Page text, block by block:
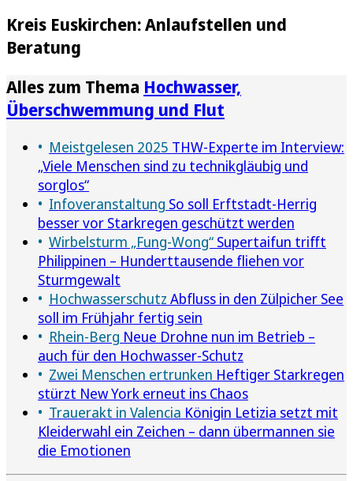
Kreis Euskirchen: Anlaufstellen und
Beratung
Alles zum Thema Hochwasser,
Überschwemmung und Flut
Meistgelesen 2025 THW-Experte im Interview:
„Viele Menschen sind zu technikgläubig und
sorglos“
Infoveranstaltung So soll Erftstadt-Herrig
besser vor Starkregen geschützt werden
Wirbelsturm „Fung-Wong“ Supertaifun trifft
Philippinen – Hunderttausende fliehen vor
Sturmgewalt
Hochwasserschutz Abfluss in den Zülpicher See
soll im Frühjahr fertig sein
Rhein-Berg Neue Drohne nun im Betrieb –
auch für den Hochwasser-Schutz
Zwei Menschen ertrunken Heftiger Starkregen
stürzt New York erneut ins Chaos
Trauerakt in Valencia Königin Letizia setzt mit
Kleiderwahl ein Zeichen – dann übermannen sie
die Emotionen